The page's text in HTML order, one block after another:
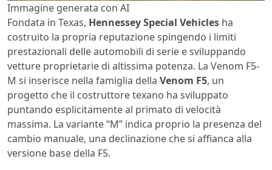
Immagine generata con AI
Fondata in Texas, Hennessey Special Vehicles ha
costruito la propria reputazione spingendo i limiti
prestazionali delle automobili di serie e sviluppando
vetture proprietarie di altissima potenza. La Venom F5-
M si inserisce nella famiglia della Venom F5, un
progetto che il costruttore texano ha sviluppato
puntando esplicitamente al primato di velocità
massima. La variante “M” indica proprio la presenza del
cambio manuale, una declinazione che si affianca alla
versione base della F5.